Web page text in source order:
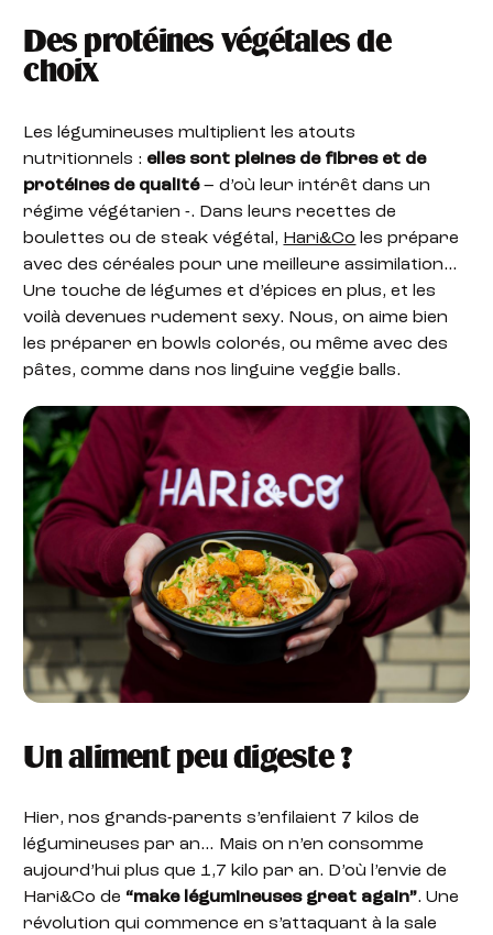
Des protéines végétales de
choix
Les légumineuses multiplient les atouts
nutritionnels : elles sont pleines de fibres et de
protéines de qualité– d’où leur intérêt dans un
régime végétarien -. Dans leurs recettes de
boulettes ou de steak végétal, Hari&Co les prépare
avec des céréales pour une meilleure assimilation…
Une touche de légumes et d’épices en plus, et les
voilà devenues rudement sexy. Nous, on aime bien
les préparer en bowls colorés, ou même avec des
pâtes, comme dans nos linguine veggie balls.
Un aliment peu digeste ?
Hier, nos grands-parents s’enfilaient 7 kilos de
légumineuses par an… Mais on n’en consomme
aujourd’hui plus que 1,7 kilo par an. D’où l’envie de
Hari&Co de “make légumineuses great again”. Une
révolution qui commence en s’attaquant à la sale